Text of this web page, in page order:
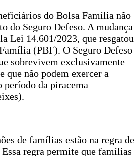
do Bolsa Família não
do Seguro Defeso. A mudança
Lei 14.601/2023, que resgatou
(PBF). O Seguro Defeso
sobrevivem exclusivamente
que não podem exercer a
período da piracema
de famílias estão na regra de
regra permite que famílias